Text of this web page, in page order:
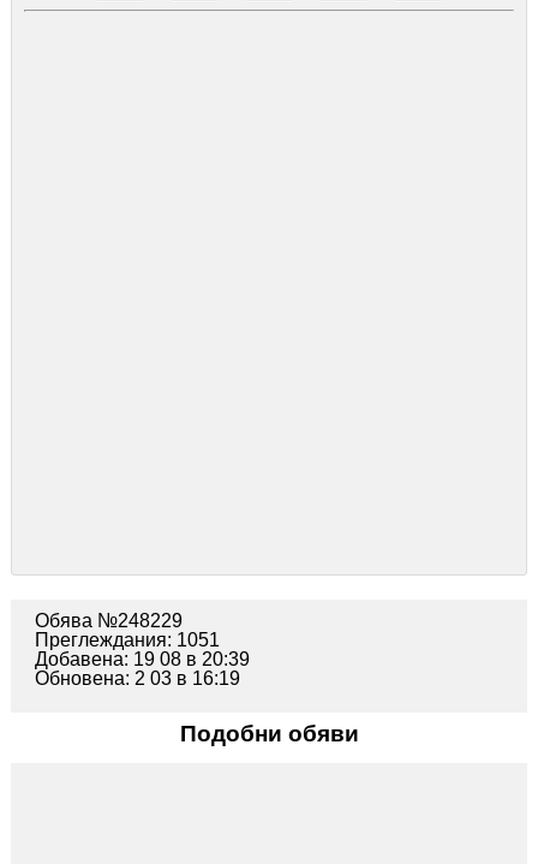
Обява №248229
Преглеждания: 1051
Добавена: 19 08 в 20:39
Обновена: 2 03 в 16:19
Подобни обяви